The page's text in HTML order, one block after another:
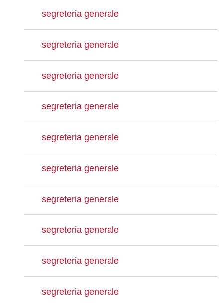
segreteria generale
segreteria generale
segreteria generale
segreteria generale
segreteria generale
segreteria generale
segreteria generale
segreteria generale
segreteria generale
segreteria generale